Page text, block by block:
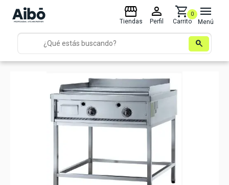
search
storefront
Tiendas
person
Perfil
shopping_cart
Carrito
0 menu
Menú